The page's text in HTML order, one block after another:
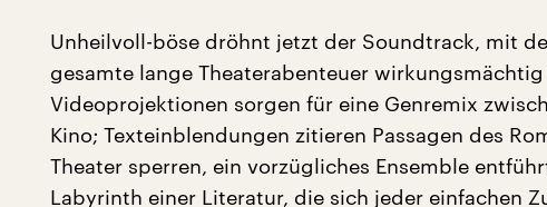
Unheilvoll-böse dröhnt jetzt der Soundtrack, mit
gesamte lange Theaterabenteuer
Videoprojektionen sorgen für eine Genremix
Kino; Texteinblendungen zitieren Passagen des
Theater sperren, ein vorzügliches Ensemble
Labyrinth einer Literatur, die sich jeder einfachen